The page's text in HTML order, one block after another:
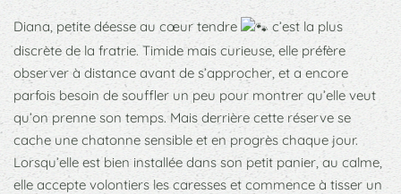
Diana, petite déesse au cœur tendre
c’est la plus
discrète de la fratrie. Timide mais curieuse, elle préfère
observer à distance avant de s’approcher, et a encore
parfois besoin de souffler un peu pour montrer qu’elle veut
qu’on prenne son temps. Mais derrière cette réserve se
cache une chatonne sensible et en progrès chaque jour.
Lorsqu’elle est bien installée dans son petit panier, au calme,
elle accepte volontiers les caresses et commence à tisser un